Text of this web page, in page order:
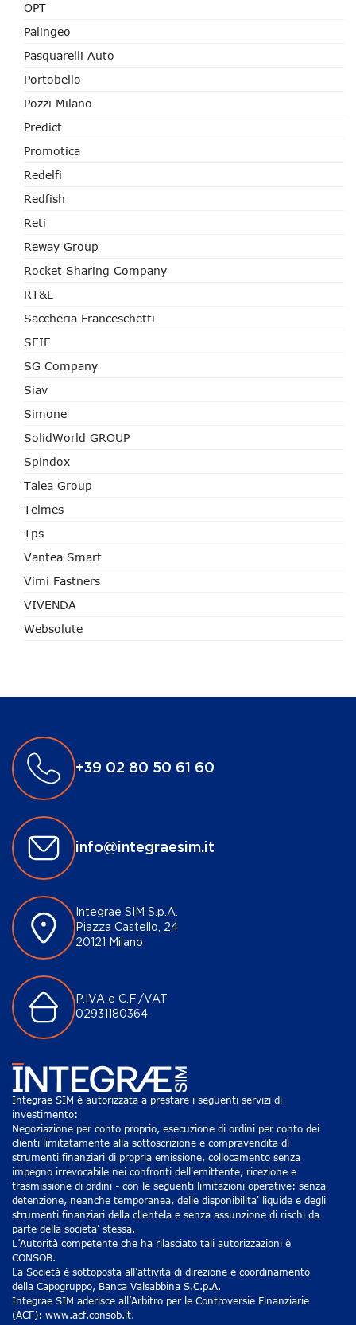
OPT
Palingeo
Pasquarelli Auto
Portobello
Pozzi Milano
Predict
Promotica
Redelfi
Redfish
Reti
Reway Group
Rocket Sharing Company
RT&L
Saccheria Franceschetti
SEIF
SG Company
Siav
Simone
SolidWorld GROUP
Spindox
Talea Group
Telmes
Tps
Vantea Smart
Vimi Fastners
VIVENDA
Websolute
+39 02 80 50 61 60
info@integraesim.it
Integrae SIM S.p.A.
Piazza Castello, 24
20121 Milano
P.IVA e C.F./VAT
02931180364
Integrae SIM è autorizzata a prestare i seguenti servizi di
investimento:
Negoziazione per conto proprio, esecuzione di ordini per conto dei
clienti limitatamente alla sottoscrizione e compravendita di
strumenti finanziari di propria emissione, collocamento senza
impegno irrevocabile nei confronti dell'emittente, ricezione e
trasmissione di ordini - con le seguenti limitazioni operative: senza
detenzione, neanche temporanea, delle disponibilita' liquide e degli
strumenti finanziari della clientela e senza assunzione di rischi da
parte della societa' stessa.
L’Autorità competente che ha rilasciato tali autorizzazioni è
CONSOB.
La Società è sottoposta all’attività di direzione e coordinamento
della Capogruppo, Banca Valsabbina S.C.p.A.
Integrae SIM aderisce all’Arbitro per le Controversie Finanziarie
(ACF): www.acf.consob.it.